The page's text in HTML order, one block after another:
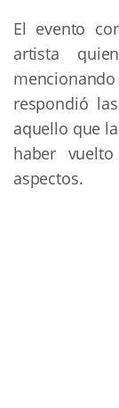
El evento
artista
respondió
aquello que
haber
aspectos.